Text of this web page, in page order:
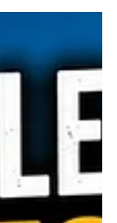
de
de VR
en fonction de la
un séjour
n’a jamais vu un
dans un
au milieu d’une
? Dans cet
fuite d’eau”